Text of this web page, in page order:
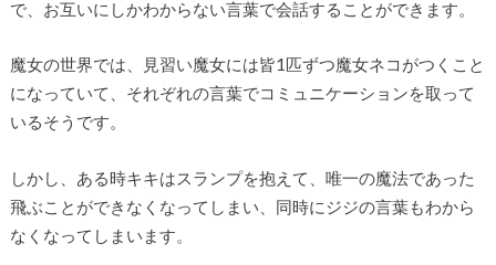
で、お互いにしかわからない言葉で会話することができます。
魔女の世界では、見習い魔女には皆1匹ずつ魔女ネコがつくこと
になっていて、それぞれの言葉でコミュニケーションを取って
いるそうです。
しかし、ある時キキはスランプを抱えて、唯一の魔法であった
飛ぶことができなくなってしまい、同時にジジの言葉もわから
なくなってしまいます。